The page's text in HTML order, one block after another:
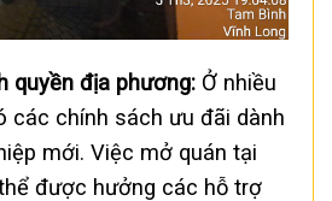
quyền địa phương: Ở nhiều
các chính sách ưu đãi dành
mới. Việc mở quán tại
được hưởng các hỗ trợ